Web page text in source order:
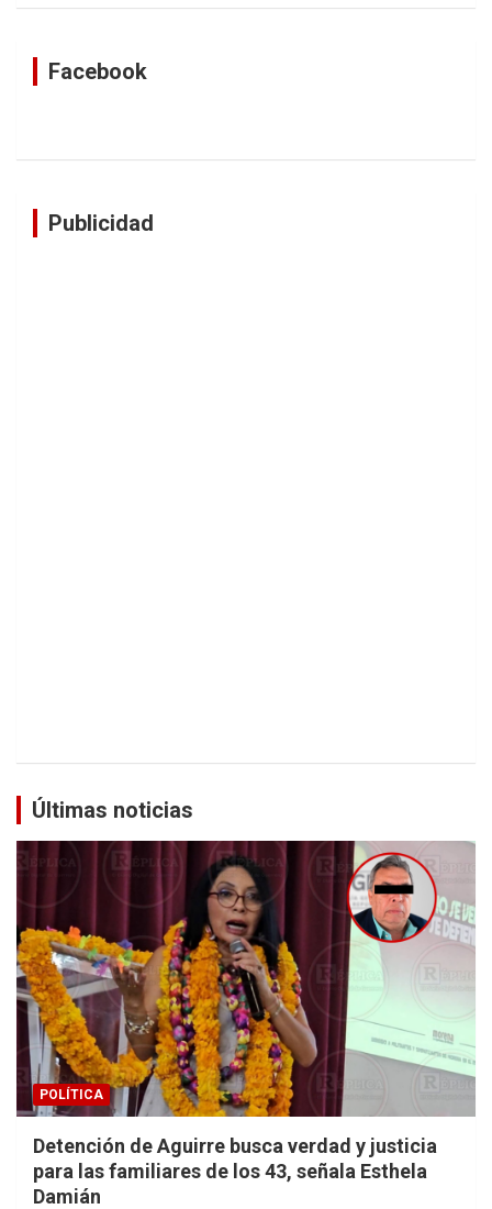
Facebook
Publicidad
Últimas noticias
POLÍTICA
Detención de Aguirre busca verdad y justicia
para las familiares de los 43, señala Esthela
Damián